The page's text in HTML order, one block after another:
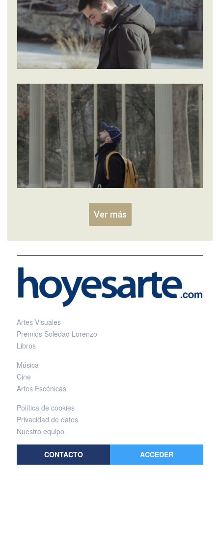
Ver más
Artes Visuales
Premios Soledad Lorenzo
Libros
Música
Cine
Artes Escénicas
Política de cookies
Privacidad de datos
Nuestro equipo
CONTACTO ACCEDER